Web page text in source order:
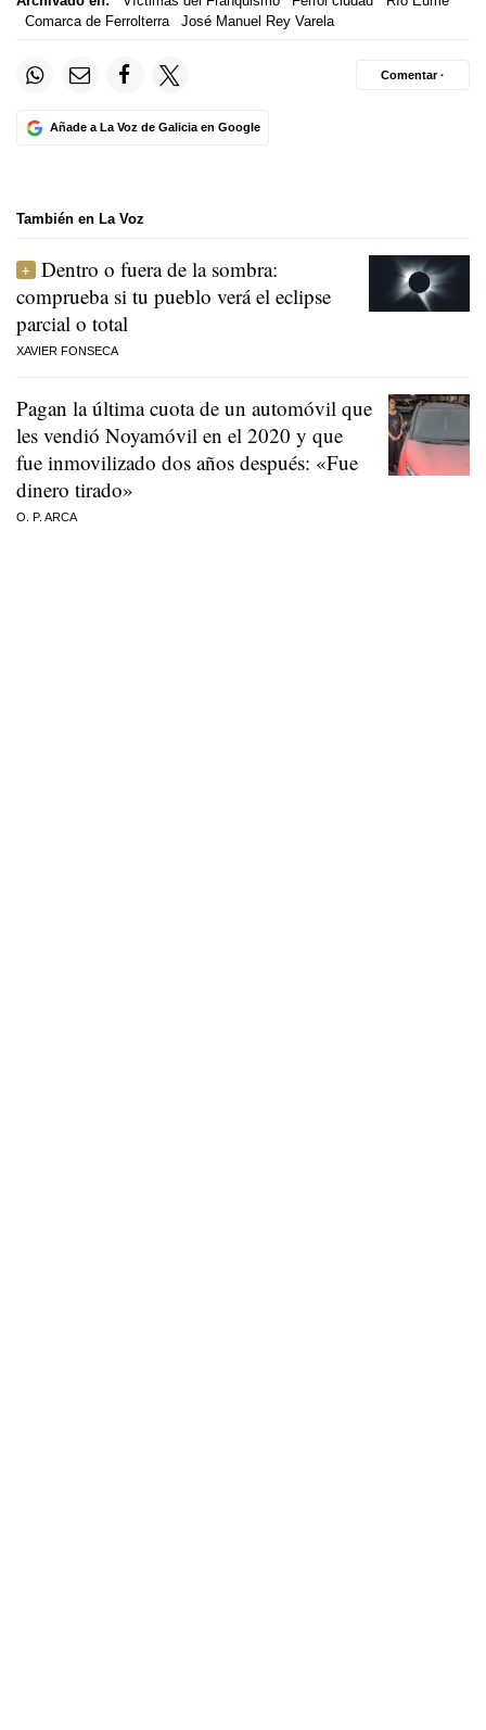
Comarca de Ferrolterra
José Manuel Rey Varela
Añade a La Voz de Galicia en Google
Comentar ·
También en La Voz
Dentro o fuera de la sombra:
comprueba si tu pueblo verá el eclipse
parcial o total
XAVIER FONSECA
Pagan la última cuota de un automóvil que
les vendió Noyamóvil en el 2020 y que
fue inmovilizado dos años después: «Fue
dinero tirado»
O. P. ARCA